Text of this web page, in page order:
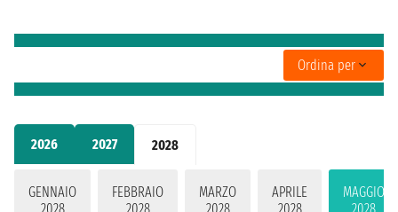
2026 2027 2028
GENNAIO
FEBBRAIO
MARZO
APRILE
MAGGIO
Ordina per